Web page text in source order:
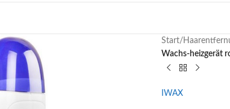
Start/
Wachs-heizgerät
IWAX